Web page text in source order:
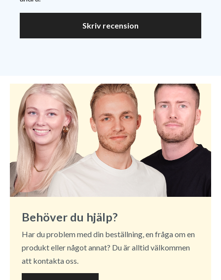
Skriv recension
Behöver du hjälp?
Har du problem med din beställning, en fråga om en
produkt eller något annat? Du är alltid välkommen
att kontakta oss.